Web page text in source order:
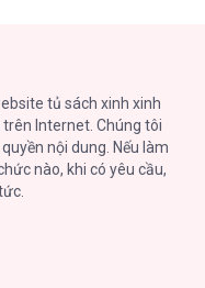
Tù
tủ sách xinh xinh
Internet. Chúng tôi
nội dung. Nếu làm
nào, khi có yêu cầu,